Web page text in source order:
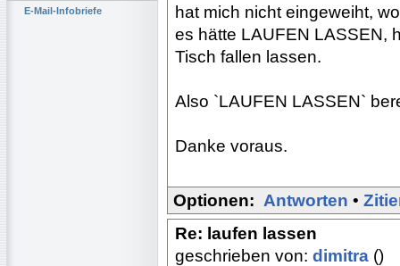
E-Mail-Infobriefe
hat mich nicht eingeweiht,
es hätte LAUFEN LASSEN,
Tisch fallen lassen.
Also `LAUFEN LASSEN`
Danke voraus.
Optionen: Antworten •
Re: laufen lassen
geschrieben von: dimitra ()